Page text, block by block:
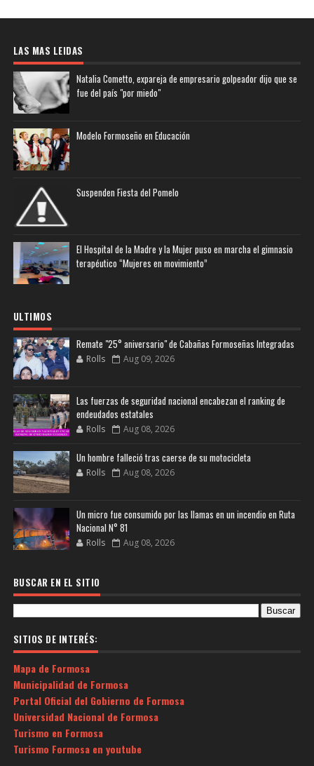
LAS MAS LEIDAS
Natalia Cometto, expareja de empresario golpeador dijo que se
fue del país "por miedo"
Modelo Formoseño en Educación
Suspenden Fiesta del Pomelo
El Hospital de la Madre y la Mujer puso en marcha el gimnasio
terapéutico “Mujeres en movimiento”
ULTIMOS
Remate "25° aniversario" de Cabañas Formoseñas Integradas
Rolls Aug 09, 2026
Las fuerzas de seguridad nacional encabezan el ranking de
endeudados estatales
Rolls Aug 08, 2026
Un hombre falleció tras caerse de su motocicleta
Rolls Aug 08, 2026
Un micro fue consumido por las llamas en un incendio en Ruta
Nacional N° 81
Rolls Aug 08, 2026
BUSCAR EN EL SITIO
SITIOS DE INTERÉS:
Mapa de Formosa
Municipalidad de Formosa
Portal Oficial del Gobierno de Formosa
Universidad Nacional de Formosa
Turismo en Formosa
Turismo Formosa en youtube